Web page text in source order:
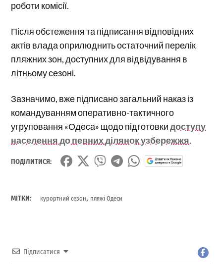
роботи комісії.
Після обстеження та підписання відповідних
актів влада оприлюднить остаточний перелік
пляжних зон, доступних для відвідування в
літньому сезоні.
Зазначимо, вже підписано загальний наказ із
командуванням оперативно-тактичного
угруповання «Одеса» щодо підготовкидоступу
населення до певних ділянок узбережжя.
ПОДІЛИТИСЯ:
МІТКИ: курортний сезон, пляжі Одеси
Підписатися